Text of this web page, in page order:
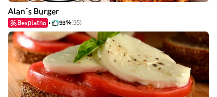
Alan´s Burger
Besplatno 93%(95)